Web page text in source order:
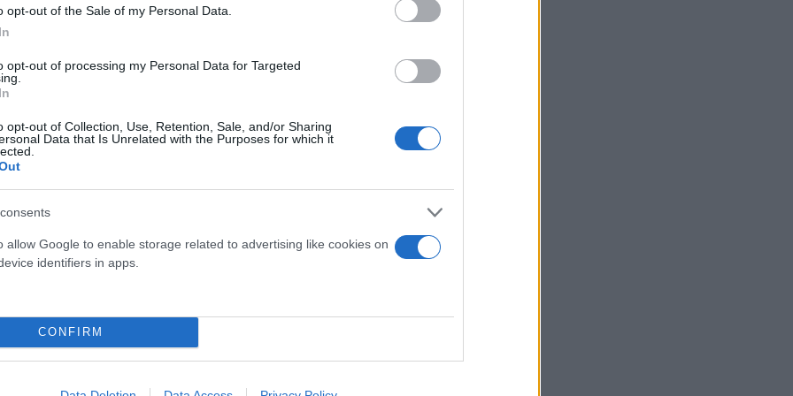
opt-out of the Sale of my Personal Data.
opt-out of processing my Personal Data for Targeted
opt-out of Collection, Use, Retention, Sale, and/or Sharing
Data that Is Unrelated with the Purposes for which it
allow Google to enable storage related to advertising like cookies on
identifiers in apps.
CONFIRM
μπορούμε να συναντήσουμε στα ελληνικά ύδατα: το
μήκος και μέχρι 45 τόνους βάρος έχοντας μεγάλη διαφορά
βάρος τους 15 τόνους. Τα νεογέννητα με μήκος συνήθως 4